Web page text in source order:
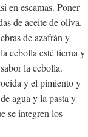
en escamas. Poner
de aceite de oliva.
de azafrán y
cebolla esté tierna y
la cebolla.
y el pimiento y
agua y la pasta y
se integren los